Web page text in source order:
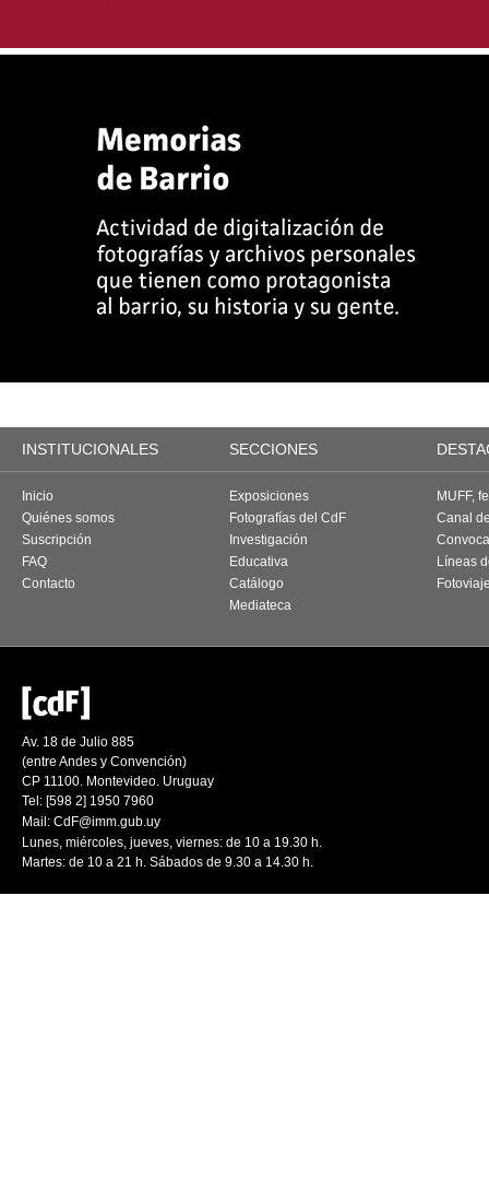
INSTITUCIONALES SECCIONES
Inicio
Quiénes somos
Suscripción
FAQ
Contacto
Exposiciones
Fotografías del CdF
Investigación
Educativa
Catálogo
Mediateca
MUFF,
Canal
Líneas
Av. 18 de Julio 885
(entre Andes y Convención)
CP 11100. Montevideo. Uruguay
Tel: [598 2] 1950 7960
Mail: CdF@imm.gub.uy
Lunes, miércoles, jueves, viernes: de 10 a 19.30 h.
Martes: de 10 a 21 h. Sábados de 9.30 a 14.30 h.